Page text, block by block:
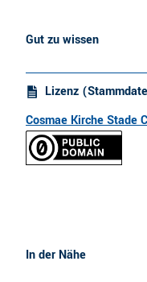
Gut zu wissen
Lizenz
Cosmae Kirche Stade
In der Nähe